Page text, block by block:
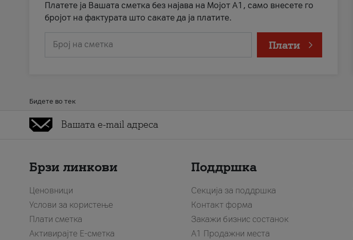
Платете ја Вашата сметка без најава на Мојот А1, само внесете го
бројот на фактурата што сакате да ја платите.
Број на сметка Плати
Бидете во тек
Брзи линкови
Ценовници
Услови за користење
Плати сметка
Активирајте Е-сметка
Поддршка
Секција за поддршка
Контакт форма
Закажи бизнис состанок
A1 Продажни места